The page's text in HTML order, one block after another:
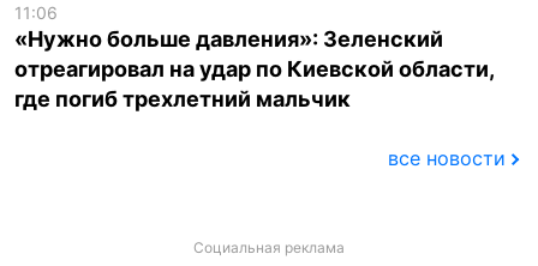
11:06
«Нужно больше давления»: Зеленский
отреагировал на удар по Киевской области,
где погиб трехлетний мальчик
все новости
Социальная реклама